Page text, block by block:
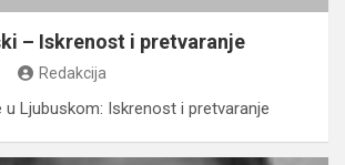
– Iskrenost i pretvaranje
Redakcija
u Ljubuskom: Iskrenost i pretvaranje